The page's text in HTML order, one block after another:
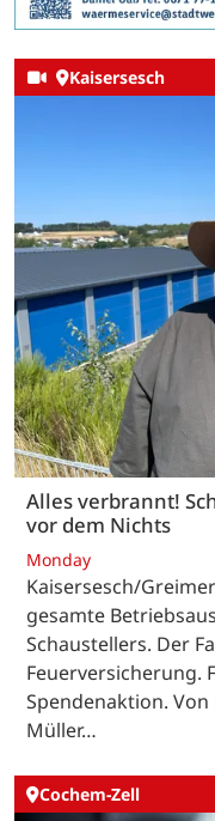
Kaisersesch
Alles verbrannt!
vor dem Nichts
Monday
Kaisersesch/
gesamte
Schaustellers. Der
Feuerversicherung.
Spendenaktion.
Müller…
Cochem-Zell